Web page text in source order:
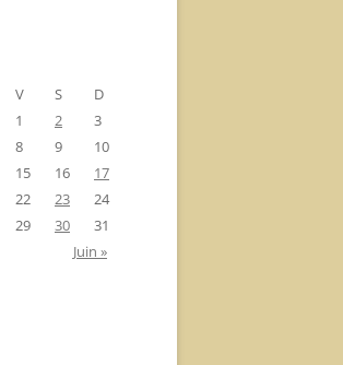
V S
D
1
2
3
8 9
10
15 16
17
22 23
24
29 30
31
Juin »